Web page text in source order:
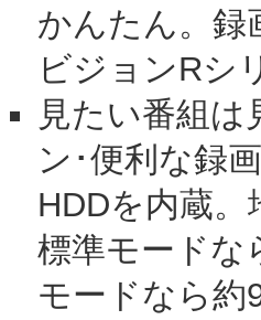
かんたん。録
ビジョンRシ
見たい番組
ン･便利な録
HDDを内蔵
標準モードな
モードなら約